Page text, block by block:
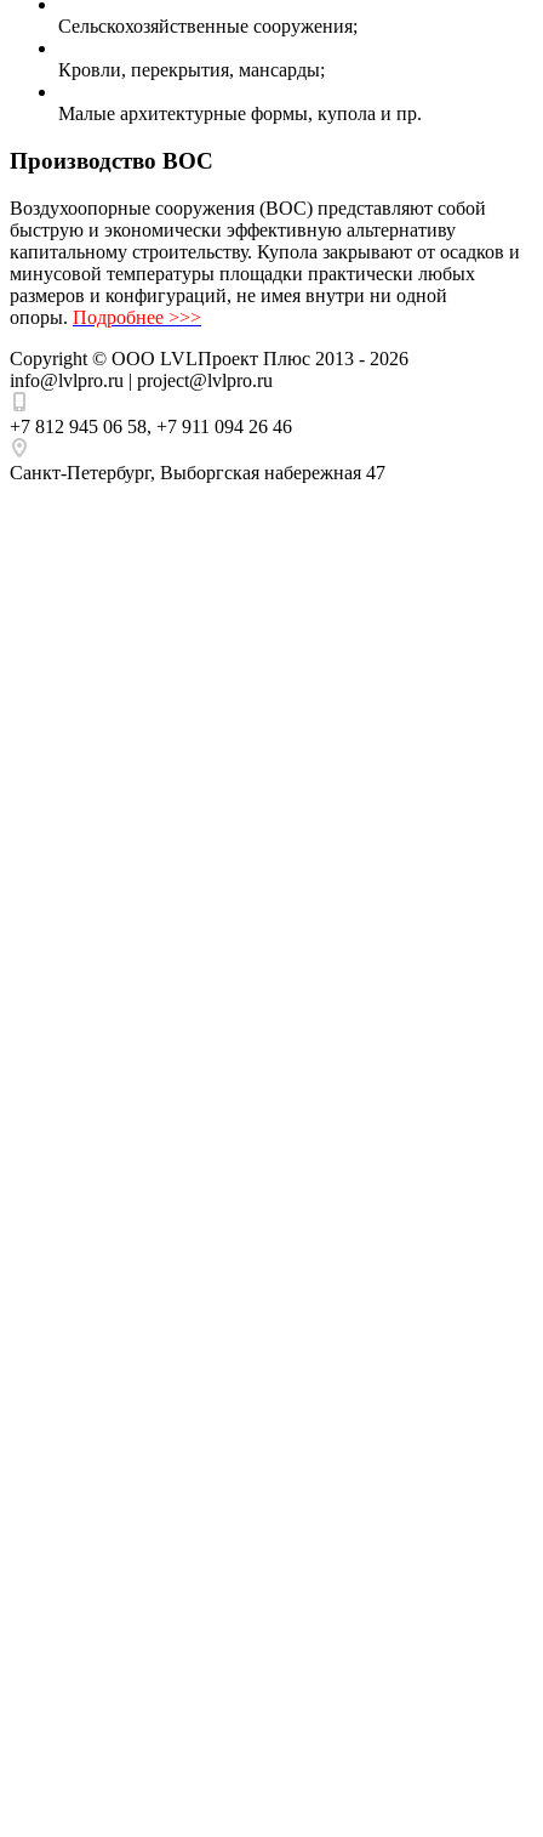
Сельскохозяйственные сооружения;
Кровли, перекрытия, мансарды;
Малые архитектурные формы, купола и пр.
Производство ВОС
Воздухоопорные сооружения (ВОС) представляют собой
быструю и экономически эффективную альтернативу
капитальному строительству. Купола закрывают от осадков и
минусовой температуры площадки практически любых
размеров и конфигураций, не имея внутри ни одной
опоры. Подробнее >>>
Copyright © ООО LVLПроект Плюс 2013 - 2026
info@lvlpro.ru | project@lvlpro.ru
+7 812 945 06 58, +7 911 094 26 46
Санкт-Петербург, Выборгская набережная 47